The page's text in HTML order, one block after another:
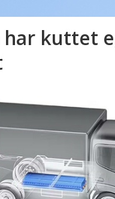
har kuttet